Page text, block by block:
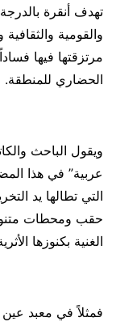
تهدف أنقرة
والقومية
مرتزقتها فيها
الحضاري للمنطقة.
ويقول الباحث
عربية” في هذا
التي تطالها يد
حقب ومحطات
الغنية بكنوزها
فمثلاً في معبد